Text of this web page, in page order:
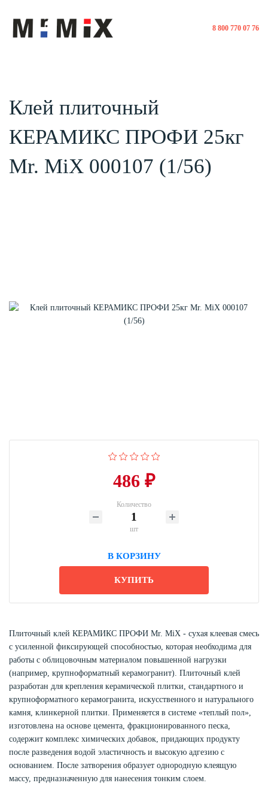
8 800 770 07 76
Клей плиточный
КЕРАМИКС ПРОФИ 25кг
Mr. MiX 000107 (1/56)
486 ₽
Количество
шт
В КОРЗИНУ
КУПИТЬ
Плиточный клей КЕРАМИКС ПРОФИ Mr. MiX - сухая клеевая смесь
с усиленной фиксирующей способностью, которая необходима для
работы с облицовочным материалом повышенной нагрузки
(например, крупноформатный керамогранит). Плиточный клей
разработан для крепления керамической плитки, стандартного и
крупноформатного керамогранита, искусственного и натурального
камня, клинкерной плитки. Применяется в системе «теплый пол»,
изготовлена на основе цемента, фракционированного песка,
содержит комплекс химических добавок, придающих продукту
после разведения водой эластичность и высокую адгезию с
основанием. После затворения образует однородную клеящую
массу, предназначенную для нанесения тонким слоем.